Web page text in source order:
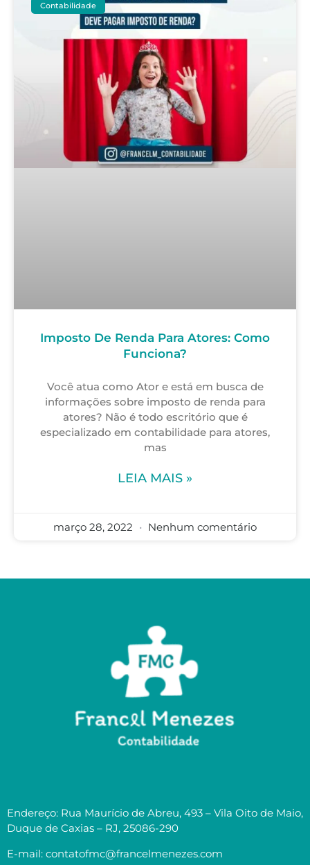
Contabilidade
Imposto De Renda Para Atores: Como
Funciona?
Você atua como Ator e está em busca de
informações sobre imposto de renda para
atores? Não é todo escritório que é
especializado em contabilidade para atores,
mas
LEIA MAIS »
março 28, 2022 Nenhum comentário
Endereço: Rua Maurício de Abreu, 493 – Vila Oito de Maio,
Duque de Caxias – RJ, 25086-290
E-mail: contatofmc@francelmenezes.com